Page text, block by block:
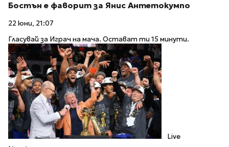
Бостън е фаворит за Янис Антетокумпо
22 юни, 21:07
Гласувай за Играч на мача. Остават ти 15 минути.
Live